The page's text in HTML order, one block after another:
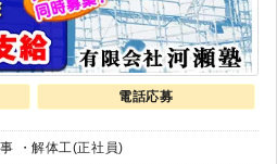
電話応募
・解体工(正社員)